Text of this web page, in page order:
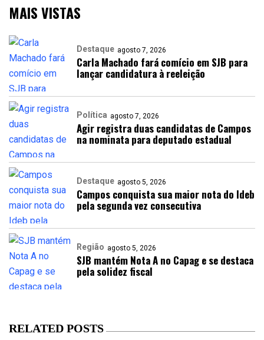
MAIS VISTAS
Destaque agosto 7, 2026
Carla Machado fará comício em SJB para
lançar candidatura à reeleição
Política agosto 7, 2026
Agir registra duas candidatas de Campos
na nominata para deputado estadual
Destaque agosto 5, 2026
Campos conquista sua maior nota do Ideb
pela segunda vez consecutiva
Região agosto 5, 2026
SJB mantém Nota A no Capag e se destaca
pela solidez fiscal
RELATED POSTS